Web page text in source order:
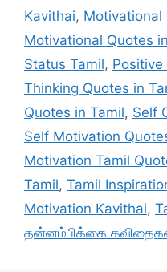
Kavithai, Motivational
Motivational Quotes
Status Tamil, Positive
Thinking Quotes in
Quotes in Tamil, Self
Self Motivation
Motivation Tamil
Tamil, Tamil
Motivation Kavithai,
தன்னம்பிக்கை